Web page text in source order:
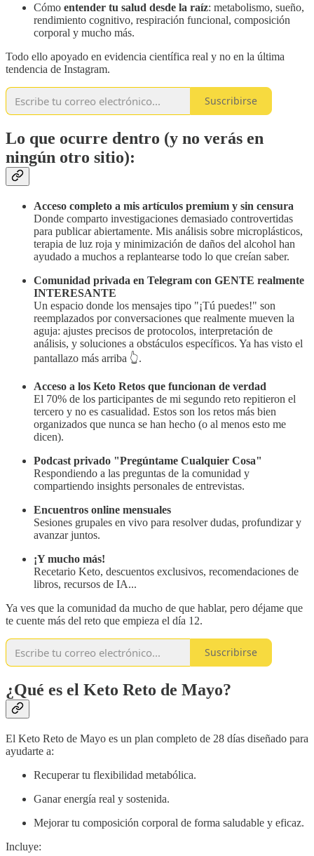
Cómo entender tu salud desde la raíz: metabolismo, sueño,
rendimiento cognitivo, respiración funcional, composición
corporal y mucho más.
Todo ello apoyado en evidencia científica real y no en la última
tendencia de Instagram.
Suscribirse
Lo que ocurre dentro (y no verás en
ningún otro sitio):
Acceso completo a mis artículos premium y sin censura
Donde comparto investigaciones demasiado controvertidas
para publicar abiertamente. Mis análisis sobre microplásticos,
terapia de luz roja y minimización de daños del alcohol han
ayudado a muchos a replantearse todo lo que creían saber.
Comunidad privada en Telegram con GENTE realmente
INTERESANTE
Un espacio donde los mensajes tipo "¡Tú puedes!" son
reemplazados por conversaciones que realmente mueven la
aguja: ajustes precisos de protocolos, interpretación de
análisis, y soluciones a obstáculos específicos. Ya has visto el
pantallazo más arriba 👆.
Acceso a los Keto Retos que funcionan de verdad
El 70% de los participantes de mi segundo reto repitieron el
tercero y no es casualidad. Estos son los retos más bien
organizados que nunca se han hecho (o al menos esto me
dicen).
Podcast privado "Pregúntame Cualquier Cosa"
Respondiendo a las preguntas de la comunidad y
compartiendo insights personales de entrevistas.
Encuentros online mensuales
Sesiones grupales en vivo para resolver dudas, profundizar y
avanzar juntos.
¡Y mucho más!
Recetario Keto, descuentos exclusivos, recomendaciones de
libros, recursos de IA...
Ya ves que la comunidad da mucho de que hablar, pero déjame que
te cuente más del reto que empieza el día 12.
Suscribirse
¿Qué es el Keto Reto de Mayo?
El Keto Reto de Mayo es un plan completo de 28 días diseñado para
ayudarte a:
Recuperar tu flexibilidad metabólica.
Ganar energía real y sostenida.
Mejorar tu composición corporal de forma saludable y eficaz.
Incluye: